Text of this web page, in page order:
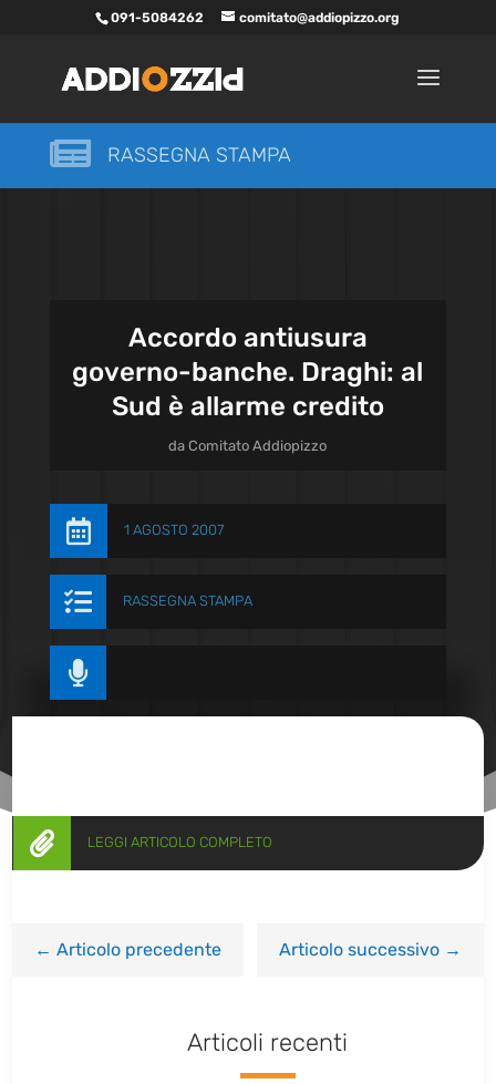
091-5084262 comitato@addiopizzo.org
 RASSEGNA STAMPA
Accordo antiusura
governo-banche. Draghi: al
Sud è allarme credito
daComitato Addiopizzo
 1 AGOSTO 2007
 RASSEGNA STAMPA

 LEGGI ARTICOLO COMPLETO
←Articolo precedente Articolo successivo→
Articoli recenti